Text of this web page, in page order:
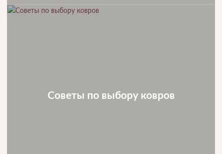
Советы по выбору ковров